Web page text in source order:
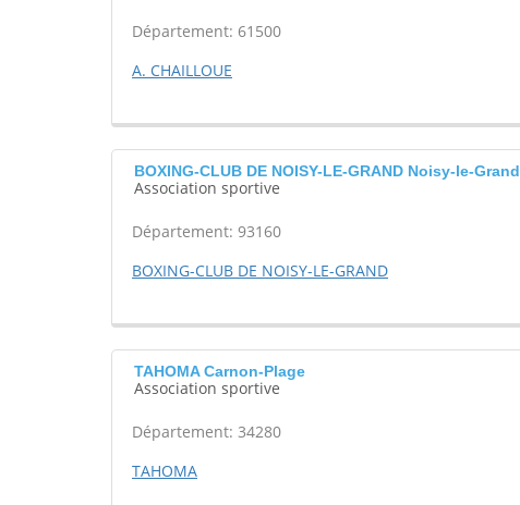
Département: 61500
A. CHAILLOUE
BOXING-CLUB DE NOISY-LE-GRAND Noisy-le-Grand
Association sportive
Département: 93160
BOXING-CLUB DE NOISY-LE-GRAND
TAHOMA Carnon-Plage
Association sportive
Département: 34280
TAHOMA